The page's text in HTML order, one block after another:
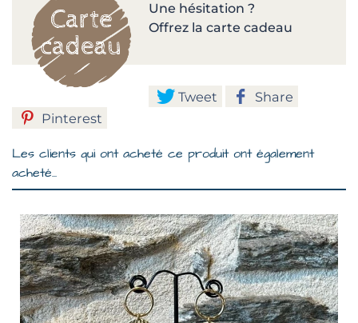
Une hésitation ?
Offrez la carte cadeau
Tweet
Share
Pinterest
Les clients qui ont acheté ce produit ont également
acheté...